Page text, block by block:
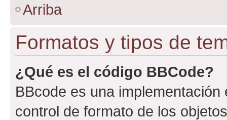
Arriba
Formatos y tipos de
¿Qué es el código BBCode?
BBcode es una
control de formato de los